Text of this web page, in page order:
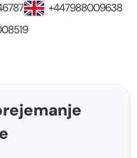
+447988009638